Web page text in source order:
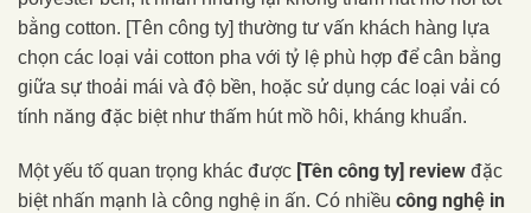
bằng cotton. [Tên công ty] thường tư vấn khách hàng lựa
chọn các loại vải cotton pha với tỷ lệ phù hợp để cân bằng
giữa sự thoải mái và độ bền, hoặc sử dụng các loại vải có
tính năng đặc biệt như thấm hút mồ hôi, kháng khuẩn.
Một yếu tố quan trọng khác được [Tên công ty] review đặc
biệt nhấn mạnh là công nghệ in ấn. Có nhiều công nghệ in